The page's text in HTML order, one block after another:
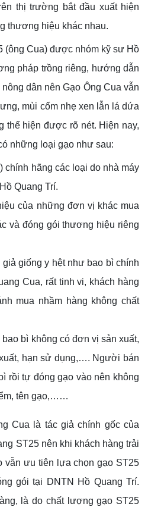
thị trường bắt đầu xuất hiện
thương hiệu khác nhau.
(ông Cua) được nhóm kỹ sư Hồ
pháp trồng riêng, hướng dẫn
dân nên Gạo Ông Cua vẫn
mùi cốm nhẹ xen lẫn lá dứa
thể hiện được rõ nét. Hiện nay,
những loại gạo như sau:
chính hãng các loại do nhà máy
Quang Trí.
của những đơn vị khác mua
và đóng gói thương hiệu riêng
giống y hệt như bao bì chính
Cua, rất tinh vi, khách hàng
mua nhầm hàng không chất
bì không có đơn vị sản xuất,
hạn sử dụng,…. Người bán
rồi tự đóng gạo vào nên không
tên gạo,……
Cua là tác giả chính gốc của
ST25 nên khi khách hàng trải
vẫn ưu tiên lựa chọn gạo ST25
gói tại DNTN Hồ Quang Trí.
là do chất lượng gạo ST25